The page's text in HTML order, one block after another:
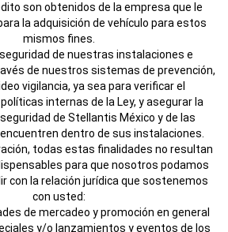
son obtenidos de la empresa que le
la adquisición de vehículo para estos
mismos fines.
de nuestras instalaciones e
de nuestros sistemas de prevención,
vigilancia, ya sea para verificar el
internas de la Ley, y asegurar la
de Stellantis México y de las
dentro de sus instalaciones.
todas estas finalidades no resultan
para que nosotros podamos
con la relación jurídica que sostenemos
con usted:
de mercadeo y promoción en general
y/o lanzamientos y eventos de los